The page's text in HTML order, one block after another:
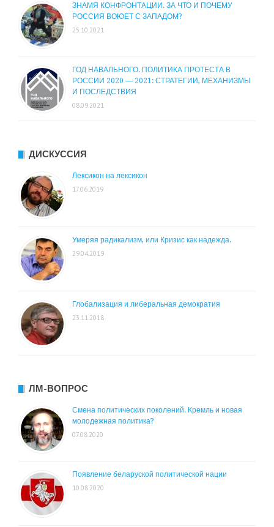
ЗНАМЯ КОНФРОНТАЦИИ. ЗА ЧТО И ПОЧЕМУ
РОССИЯ ВОЮЕТ С ЗАПАДОМ?
25.10.2021
ГОД НАВАЛЬНОГО. ПОЛИТИКА ПРОТЕСТА В
РОССИИ 2020 — 2021: СТРАТЕГИИ, МЕХАНИЗМЫ
И ПОСЛЕДСТВИЯ
08.09.2021
ДИСКУССИЯ
Лексикон на лексикон
17.06.2019
Умеряя радикализм, или Кризис как надежда.
29.04.2019
Глобализация и либеральная демократия
23.11.2018
ЛМ-ВОПРОС
Смена политических поколений. Кремль и новая
молодежная политика?
07.08.2020
Появление беларуской политической нации
10.08.2020